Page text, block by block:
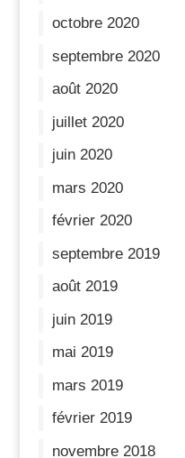
octobre 2020
septembre 2020
août 2020
juillet 2020
juin 2020
mars 2020
février 2020
septembre 2019
août 2019
juin 2019
mai 2019
mars 2019
février 2019
novembre 2018